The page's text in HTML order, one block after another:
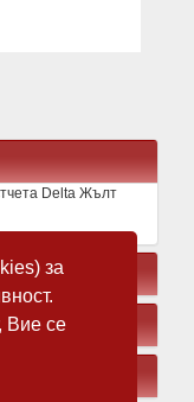
за
Вие се
Delta Жълт